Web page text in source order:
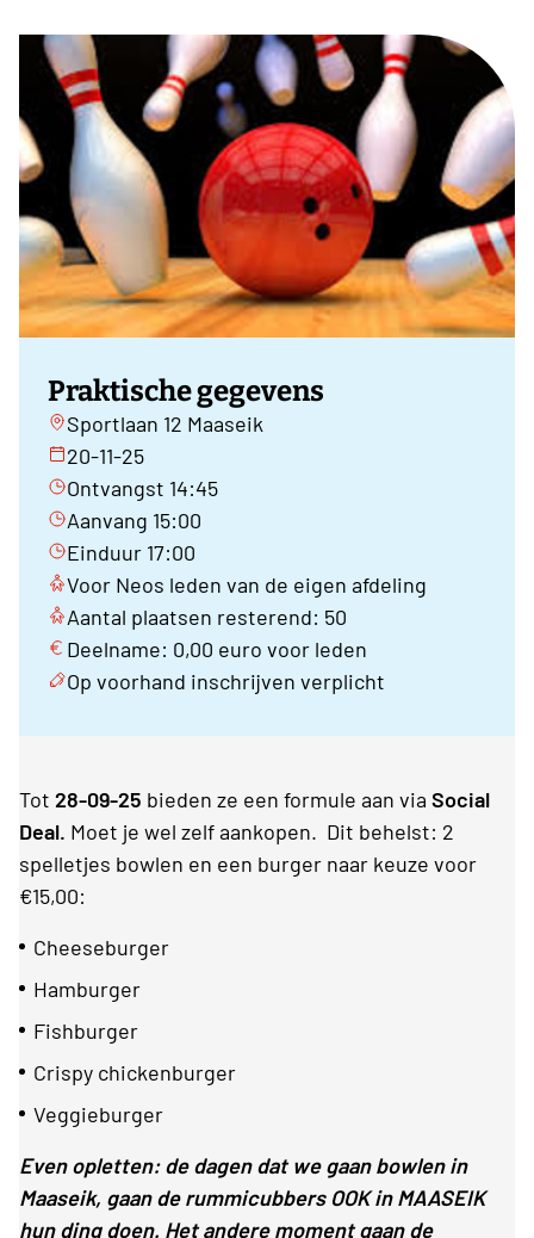
Praktische gegevens
Sportlaan 12 Maaseik
20-11-25
Ontvangst 14:45
Aanvang 15:00
Einduur 17:00
Voor Neos leden van de eigen afdeling
Aantal plaatsen resterend: 50
Deelname: 0,00 euro voor leden
Op voorhand inschrijven verplicht
Tot 28-09-25 bieden ze een formule aan via Social
Deal. Moet je wel zelf aankopen. Dit behelst: 2
spelletjes bowlen en een burger naar keuze voor
€15,00:
Cheeseburger
Hamburger
Fishburger
Crispy chickenburger
Veggieburger
Even opletten: de dagen dat we gaan bowlen in
Maaseik, gaan de rummicubbers OOK in MAASEIK
hun ding doen. Het andere moment gaan de